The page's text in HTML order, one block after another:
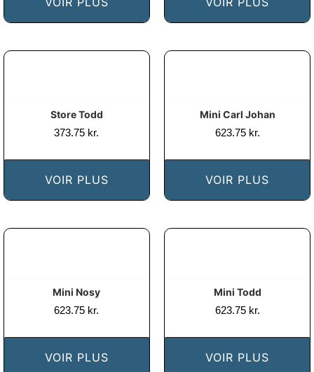
Store Todd
373.75 kr.
VOIR PLUS
Mini Carl Johan
623.75 kr.
VOIR PLUS
Mini Nosy
623.75 kr.
VOIR PLUS
Mini Todd
623.75 kr.
VOIR PLUS